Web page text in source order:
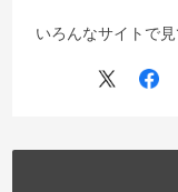
いろんなサイトで